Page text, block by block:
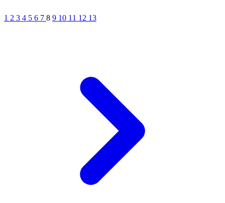
1 2 3 4 5 6 7 8 9 10 11 12 13